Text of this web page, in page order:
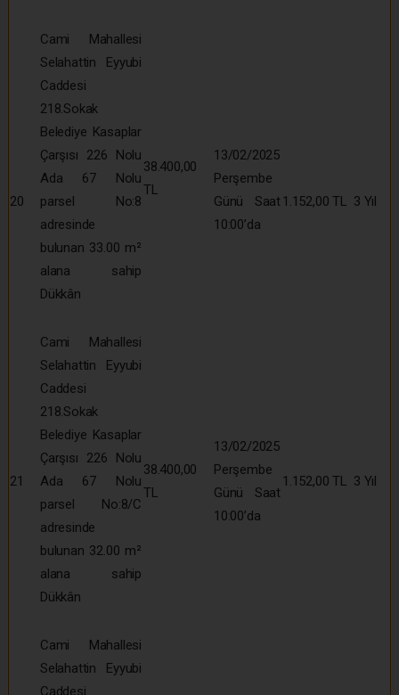
20
Cami Mahallesi
Selahattin Eyyubi
Caddesi
218.Sokak
Belediye Kasaplar
Çarşısı 226 Nolu
Ada 67 Nolu
parsel No:8
adresinde
bulunan 33.00 m²
alana sahip
Dükkân
38.400,00
TL
13/02/2025
Perşembe
Günü Saat
10:00’da
1.152,00 TL 3 Yıl
21
Cami Mahallesi
Selahattin Eyyubi
Caddesi
218.Sokak
Belediye Kasaplar
Çarşısı 226 Nolu
Ada 67 Nolu
parsel No:8/C
adresinde
bulunan 32.00 m²
alana sahip
Dükkân
38.400,00
TL
13/02/2025
Perşembe
Günü Saat
10:00’da
1.152,00 TL 3 Yıl
Cami Mahallesi
Selahattin Eyyubi
Caddesi